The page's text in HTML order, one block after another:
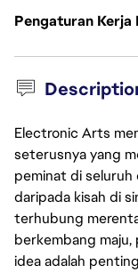
Pengaturan
Electronic Arts
seterusnya yang
peminat di seluruh
daripada kisah di
terhubung
berkembang
idea adalah